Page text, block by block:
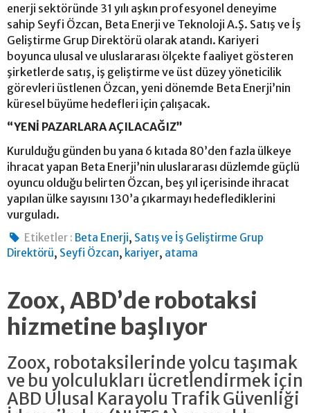
enerji sektöründe 31 yılı aşkın profesyonel deneyime
sahip Seyfi Özcan, Beta Enerji ve Teknoloji A.Ş. Satış ve İş
Geliştirme Grup Direktörü olarak atandı. Kariyeri
boyunca ulusal ve uluslararası ölçekte faaliyet gösteren
şirketlerde satış, iş geliştirme ve üst düzey yöneticilik
görevleri üstlenen Özcan, yeni dönemde Beta Enerji’nin
küresel büyüme hedefleri için çalışacak.
“YENİ PAZARLARA AÇILACAĞIZ”
Kurulduğu günden bu yana 6 kıtada 80’den fazla ülkeye
ihracat yapan Beta Enerji’nin uluslararası düzlemde güçlü
oyuncu olduğu belirten Özcan, beş yıl içerisinde ihracat
yapılan ülke sayısını 130’a çıkarmayı hedeflediklerini
vurguladı.
Etiketler : Beta Enerji, Satış ve İş Geliştirme Grup
Direktörü, Seyfi Özcan, kariyer, atama
Zoox, ABD’de robotaksi
hizmetine başlıyor
Zoox, robotaksilerinde yolcu taşımak
ve bu yolculukları ücretlendirmek için
ABD Ulusal Karayolu Trafik Güvenliği